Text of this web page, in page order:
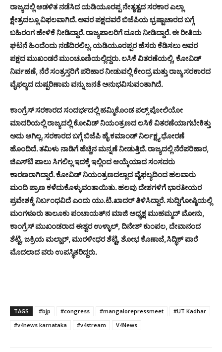
ರಾಜ್ಯದಲ್ಲಿ ಆಡಳಿತ ನಡೆಸಿದ ಯಡಿಯೂರಪ್ಪ ನೇತೃತ್ವದ ಸರಕಾರ ಎಲ್ಲಾ
ಕ್ಷೇತ್ರದಲ್ಲೂ ವಿಫಲವಾಗಿದೆ. ಅವರ ಪಕ್ಷದವರೆ ಬಿಜೆಪಿಯ ಭ್ರಷ್ಟಾಚಾರದ ಬಗ್ಗೆ
ಬಹಿರಂಗ ಹೇಳಿಕೆ ನೀಡಿದ್ದಾರೆ. ರಾಜ್ಯಪಾಲರಿಗೆ ದೂರು ನೀಡಿದ್ದಾರೆ. ಈ ರೀತಿಯ
ಘಟನೆ ಹಿಂದೆಂದು ನಡೆದಿರಲಿಲ್ಲ. ಯಡಿಯೂರಪ್ಪರ ಹೆಸರು ಕೆಡಿಸಲು ಅವರ
ಪಕ್ಷದ ಮುಖಂಡರೆ ಮುಂಚೂಣಿಯಲ್ಲಿದ್ದರು. ಲಸಿಕೆ ವಿತರಣೆಯಲ್ಲಿ, ಕೋವಿಡ್
ನಿರ್ವಹಣೆ, ನೆರೆ ಸಂತ್ರಸ್ತರಿಗೆ ಪರಿಹಾರ ನೀಡುವಲ್ಲಿ ಕೇಂದ್ರ ಮತ್ತು ರಾಜ್ಯ ಸರಕಾರದ
ವೈಫಲ್ಯದ ದುಷ್ಪರಿಣಾಮ ವನ್ನು ಜನತೆ ಅನುಭವಿಸುವಂತಾಗಿದೆ.
ಕಾಂಗ್ರೆಸ್ ಸರಕಾರದ ಸಂದರ್ಭದಲ್ಲಿ ಹಮ್ಮಿಕೊಂಡ ಪಲ್ಸ್ ಪೋಲಿಯೋ
ಮಾದರಿಯಲ್ಲಿ ರಾಜ್ಯದಲ್ಲಿ ಕೋವಿಡ್ ನಿಯಂತ್ರಣದ ಲಸಿಕೆ ವಿತರಣೆಯಾಗಬೇಕಿತ್ತು
ಅದು ಆಗಿಲ್ಲ. ಸರಕಾರದ ಬಗ್ಗೆ ಬಿಜೆಪಿ ಹೈ ಕಮಾಂಡ್ ನಿರ್ಲಕ್ಷ್ಯ ಧೋರಣೆ
ಹೊಂದಿದೆ. ತಮಿಳು ನಾಡಿಗೆ ಹೆಚ್ಚಿನ ಮನ್ನಣೆ ನೀಡುತ್ತಿದೆ. ರಾಜ್ಯದಲ್ಲಿ ನೆರೆಪರಿಹಾರ,
ಜಿಎಸ್‌ಟಿ ಪಾಲು ಸಿಗಲಿಲ್ಲ ಇದಕ್ಕೆ ಇಲ್ಲಿಂದ ಆಯ್ಕೆಯಾದ ಸಂಸದರು
ಕಾರಣರಾಗಿದ್ದಾರೆ. ಕೋವಿಡ್ ನಿಯಂತ್ರಣದಲ್ಲಾದ ವೈಫಲ್ಯದಿಂದ ಹಲವಾರು
ಮಂದಿ ಪ್ರಾಣ ಕಳೆದುಕೊಳ್ಳುವಂತಾಯಿತು. ಹಲವು ದೇಶಗಳಿಗೆ ಭಾರತೀಯರ
ಪ್ರವೇಶಕ್ಕೆ ನಿರ್ಬಂಧವಿದೆ ಎಂದು ಯು.ಟಿ.ಖಾದರ್ ತಿಳಿಸಿದ್ದಾರೆ. ಸುದ್ದಿಗೋಷ್ಠಿಯಲ್ಲಿ
ಮಂಗಳೂರು ತಾಲೂಕು ಪಂಚಾಯತ್‌ನ ಮಾಜಿ ಅಧ್ಯಕ್ಷ ಮುಹಮ್ಮದ್ ಮೋನು,
ಕಾಂಗ್ರೆಸ್ ಮುಖಂಡರಾದ ಈಶ್ವರ ಉಳ್ಳಾಲ್, ದಿನೇಶ್ ಕುಂಪಲ, ದೇವಾನಂದ
ಶೆಟ್ಟಿ, ಜಕ್ರಿಯ ಮಲ್ಹಾರ್, ಮುರಳೀಧರ ಶೆಟ್ಟಿ, ಶೋಭ ಕೊಣಾಜೆ,ಸಿದ್ಧಿಕ್ ಪಾರೆ
ಮೊದಲಾದ ವರು ಉಪಸ್ಥಿತರಿದ್ದರು.
TAGS #bjp #congress #mangalorepressmeet
#UT Kadhar
#v4news karnataka
#v4stream V4News